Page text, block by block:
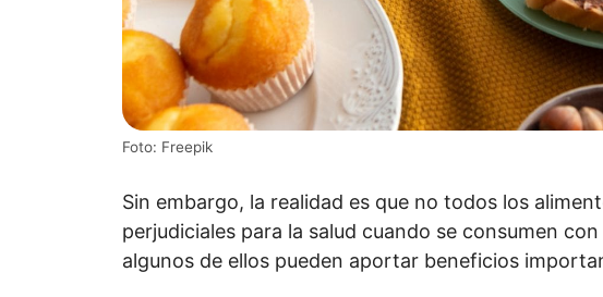
Foto: Freepik
Sin embargo, la realidad es que no todos los
perjudiciales para la salud cuando se consumen
algunos de ellos pueden aportar beneficios